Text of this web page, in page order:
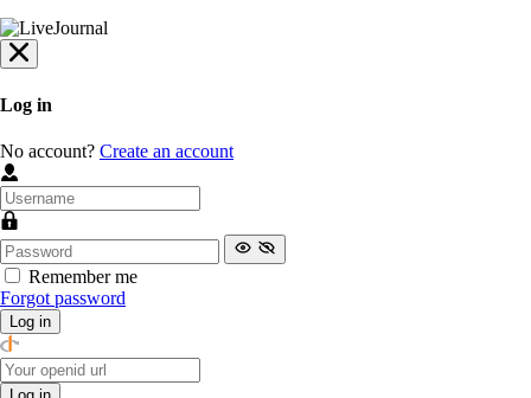
Log in
No account? Create an account
Remember me
Forgot password
Log in